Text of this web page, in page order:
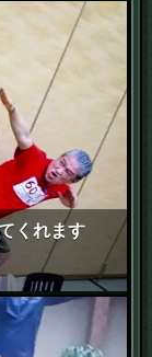
くれます